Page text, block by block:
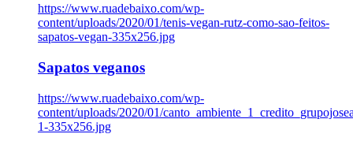
https://www.ruadebaixo.com/wp-
content/uploads/2020/01/tenis-vegan-rutz-como-sao-feitos-
sapatos-vegan-335x256.jpg
Sapatos veganos
https://www.ruadebaixo.com/wp-
content/uploads/2020/01/
1-335x256.jpg